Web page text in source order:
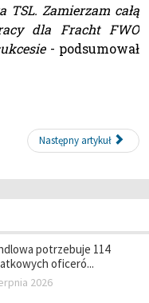
Zamierzam całą
dla Fracht FWO
- podsumował
Następny artykuł
potrzebuje 114
oficeró...
2026